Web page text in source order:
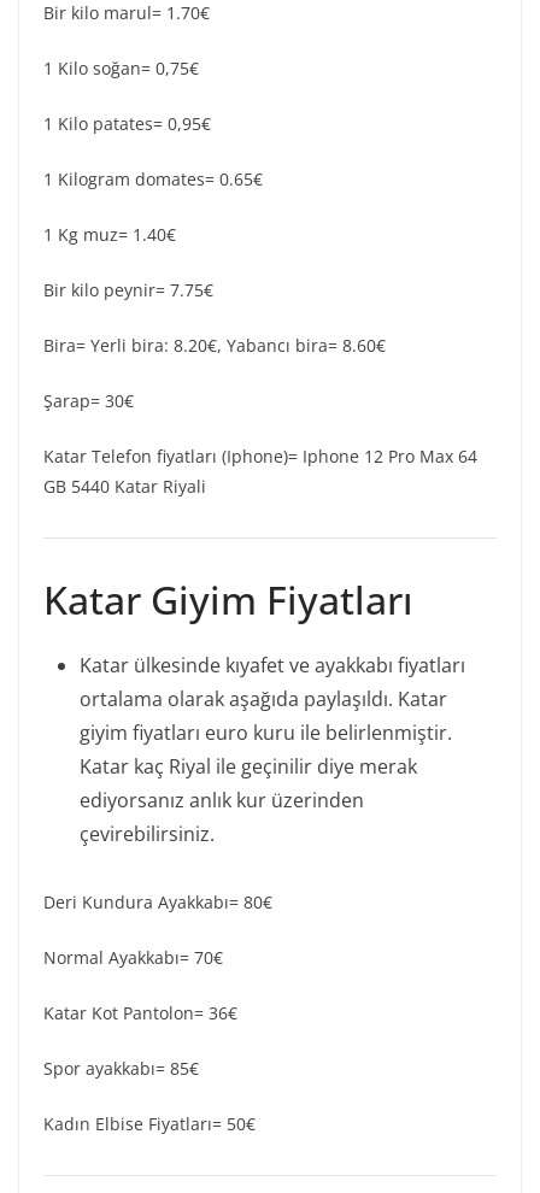
Bir kilo marul= 1.70€
1 Kilo soğan= 0,75€
1 Kilo patates= 0,95€
1 Kilogram domates= 0.65€
1 Kg muz= 1.40€
Bir kilo peynir= 7.75€
Bira= Yerli bira: 8.20€, Yabancı bira= 8.60€
Şarap= 30€
Katar Telefon fiyatları (Iphone)= Iphone 12 Pro Max 64
GB 5440 Katar Riyali
Katar Giyim Fiyatları
Katar ülkesinde kıyafet ve ayakkabı fiyatları
ortalama olarak aşağıda paylaşıldı. Katar
giyim fiyatları euro kuru ile belirlenmiştir.
Katar kaç Riyal ile geçinilir diye merak
ediyorsanız anlık kur üzerinden
çevirebilirsiniz.
Deri Kundura Ayakkabı= 80€
Normal Ayakkabı= 70€
Katar Kot Pantolon= 36€
Spor ayakkabı= 85€
Kadın Elbise Fiyatları= 50€